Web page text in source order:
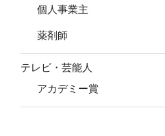
個人事業主
薬剤師
テレビ・芸能人
アカデミー賞